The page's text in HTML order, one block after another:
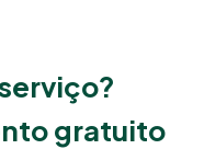
gratuito